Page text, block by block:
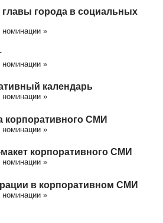
главы города в социальных
номинации »
номинации »
календарь
номинации »
корпоративного СМИ
номинации »
корпоративного СМИ
номинации »
в корпоративном СМИ
номинации »